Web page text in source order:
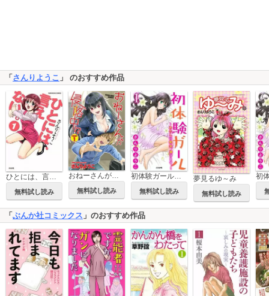
「さんりようこ 」 のおすすめ作品
無料試し読み
おねーさんが侵略中!?
無料試し読み
初体験ガール～わたしの処女、捧げます。～（分冊版）
無料試し読み
夢見るゆ～み
無料試し読み
「ぶんか社コミックス 」のおすすめ作品